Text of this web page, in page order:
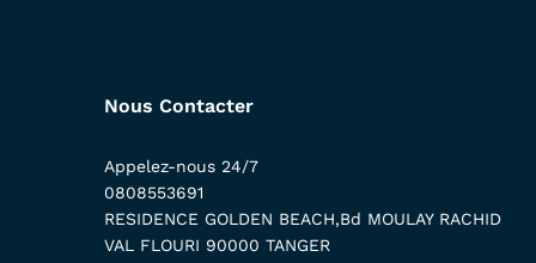
Nous Contacter
Appelez-nous 24/7
0808553691
RESIDENCE GOLDEN BEACH,Bd MOULAY RACHID
VAL FLOURI 90000 TANGER